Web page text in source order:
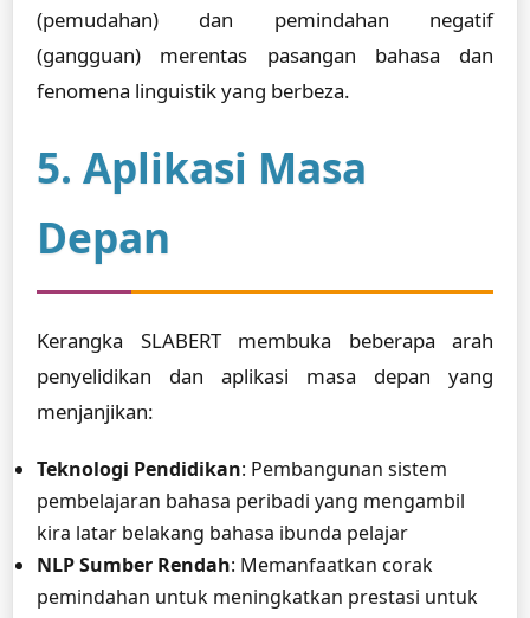
(pemudahan) dan pemindahan negatif
(gangguan) merentas pasangan bahasa dan
fenomena linguistik yang berbeza.
5. Aplikasi Masa
Depan
Kerangka SLABERT membuka beberapa arah
penyelidikan dan aplikasi masa depan yang
menjanjikan:
Teknologi Pendidikan: Pembangunan sistem
pembelajaran bahasa peribadi yang mengambil
kira latar belakang bahasa ibunda pelajar
NLP Sumber Rendah: Memanfaatkan corak
pemindahan untuk meningkatkan prestasi untuk